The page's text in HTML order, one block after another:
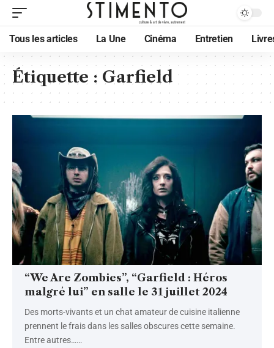
Tous les articles La Une Cinéma Entretien
Étiquette : Garfield
“We Are Zombies”, “Garfield : Héros
malgré lui” en salle le 31 juillet 2024
Des morts-vivants et un chat amateur de cuisine italienne
prennent le frais dans les salles obscures cette semaine.
Entre autres……